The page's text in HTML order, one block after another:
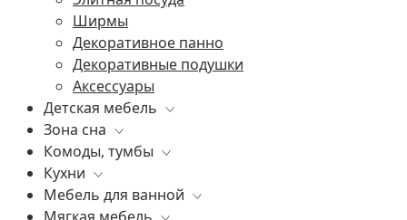
Ширмы
Декоративное панно
Декоративные подушки
Аксессуары
Детская мебель
Все
Комоды, тумбы
Зеркала
Освещение
Зона сна
Все
Постельное белье
Матрасы
Комоды, тумбы
Все
Бары
Кухни
Все
Мебель для ванной